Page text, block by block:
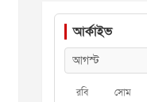
আর্কাইভ
রবি সোম